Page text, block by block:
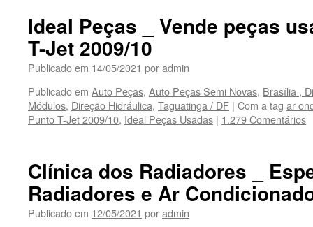
Ideal Peças _ Vende peças
T-Jet 2009/10
Publicado em 14/05/2021 poradmin
Publicado em Auto Peças, Auto Peças Semi Novas, Brasília ,
Módulos, Direção Hidráulica, Taguatinga / DF | Com a tag ar
Punto T-Jet 2009/10, Ideal Peças Usadas | 1.279 Comentários
Clínica dos Radiadores _
Radiadores e Ar
Publicado em 12/05/2021 poradmin